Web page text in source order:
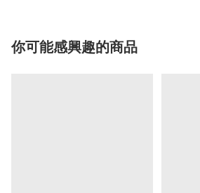
你可能感興趣的商品